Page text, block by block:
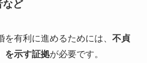
など
を有利に進めるためには、 不貞
を示す証拠が必要です。